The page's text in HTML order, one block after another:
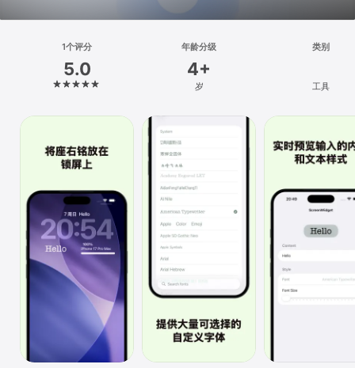
Watch
1个评分
5.0
年龄分级
4+
岁
类别
工具